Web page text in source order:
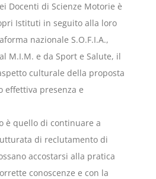
Docenti di Scienze Motorie è
Istituti in seguito alla loro
nazionale S.O.F.I.A.,
M.I.M. e da Sport e Salute, il
culturale della proposta
effettiva presenza e
è quello di continuare a
di reclutamento di
accostarsi alla pratica
conoscenze e con la